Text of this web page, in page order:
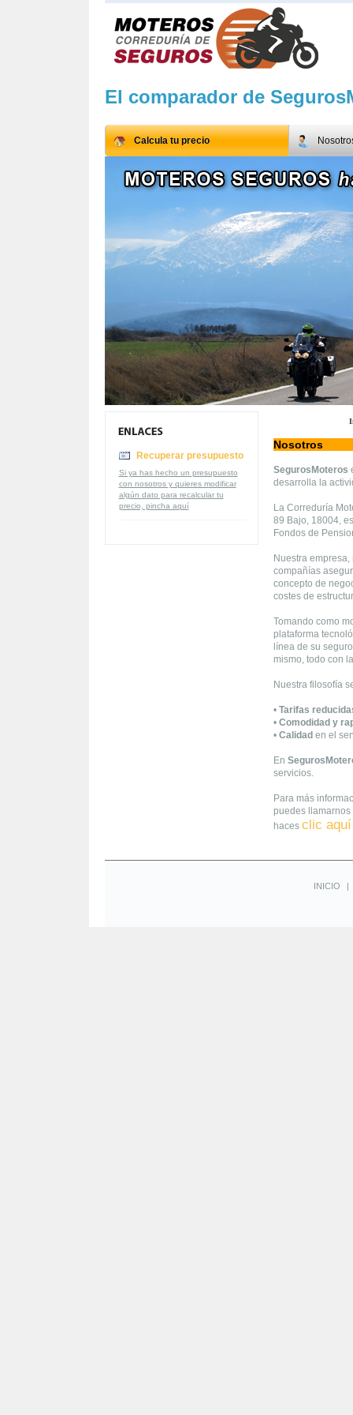
El comparador de
Calcula tu precio
Recuperar presupuesto
Si ya has hecho un presupuesto
con nosotros y quieres modificar
algún dato para recalcular tu
precio, pincha aquí
Nosotros
SegurosMoteros
desarrolla la
La Correduría
89 Bajo, 18004,
Fondos de
Nuestra
compañías
concepto de
costes de
Tomando como
plataforma
línea de su
mismo, todo con
Nuestra filosofía
• Tarifas
• Comodidad y
• Calidad en el
En
servicios.
Para más
puedes
haces clic aquí
INICIO |